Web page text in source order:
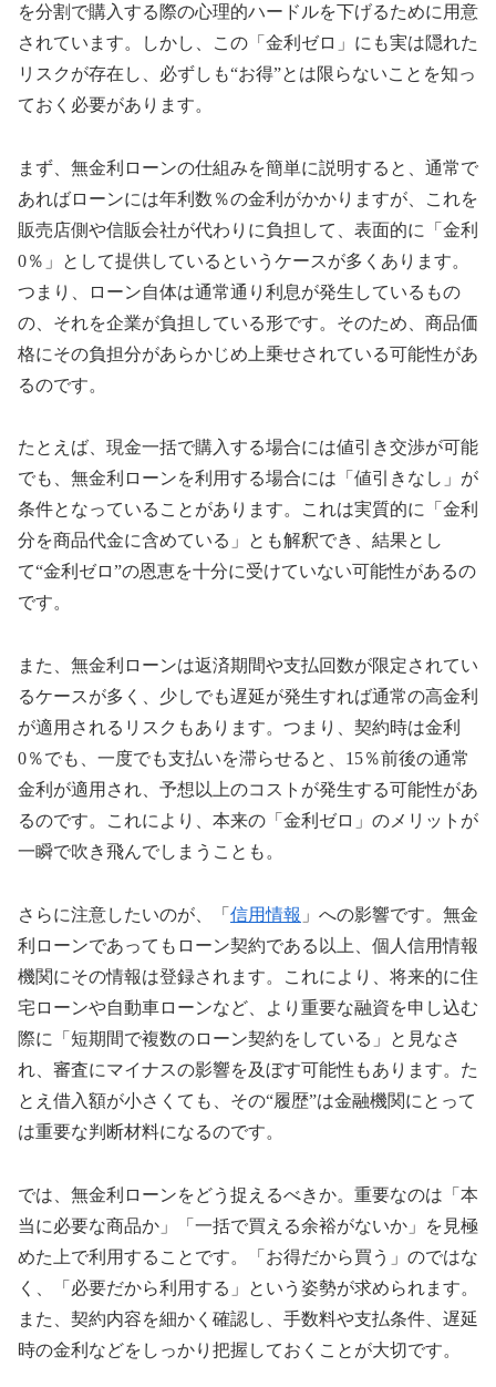
を分割で購入する際の心理的ハードルを下げるために用意
されています。しかし、この「金利ゼロ」にも実は隠れた
リスクが存在し、必ずしも“お得”とは限らないことを知っ
ておく必要があります。
まず、無金利ローンの仕組みを簡単に説明すると、通常で
あればローンには年利数％の金利がかかりますが、これを
販売店側や信販会社が代わりに負担して、表面的に「金利
0％」として提供しているというケースが多くあります。
つまり、ローン自体は通常通り利息が発生しているもの
の、それを企業が負担している形です。そのため、商品価
格にその負担分があらかじめ上乗せされている可能性があ
るのです。
たとえば、現金一括で購入する場合には値引き交渉が可能
でも、無金利ローンを利用する場合には「値引きなし」が
条件となっていることがあります。これは実質的に「金利
分を商品代金に含めている」とも解釈でき、結果とし
て“金利ゼロ”の恩恵を十分に受けていない可能性があるの
です。
また、無金利ローンは返済期間や支払回数が限定されてい
るケースが多く、少しでも遅延が発生すれば通常の高金利
が適用されるリスクもあります。つまり、契約時は金利
0％でも、一度でも支払いを滞らせると、15％前後の通常
金利が適用され、予想以上のコストが発生する可能性があ
るのです。これにより、本来の「金利ゼロ」のメリットが
一瞬で吹き飛んでしまうことも。
さらに注意したいのが、「 信用情報 」への影響です。無金
利ローンであってもローン契約である以上、個人信用情報
機関にその情報は登録されます。これにより、将来的に住
宅ローンや自動車ローンなど、より重要な融資を申し込む
際に「短期間で複数のローン契約をしている」と見なさ
れ、審査にマイナスの影響を及ぼす可能性もあります。た
とえ借入額が小さくても、その“履歴”は金融機関にとって
は重要な判断材料になるのです。
では、無金利ローンをどう捉えるべきか。重要なのは「本
当に必要な商品か」「一括で買える余裕がないか」を見極
めた上で利用することです。「お得だから買う」のではな
く、「必要だから利用する」という姿勢が求められます。
また、契約内容を細かく確認し、手数料や支払条件、遅延
時の金利などをしっかり把握しておくことが大切です。